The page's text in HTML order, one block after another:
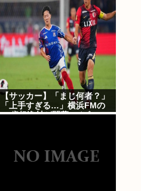
【サッカー】「まじ何者？」
「上手すぎる…」横浜FMの
16歳超逸材が開幕Jデビュー